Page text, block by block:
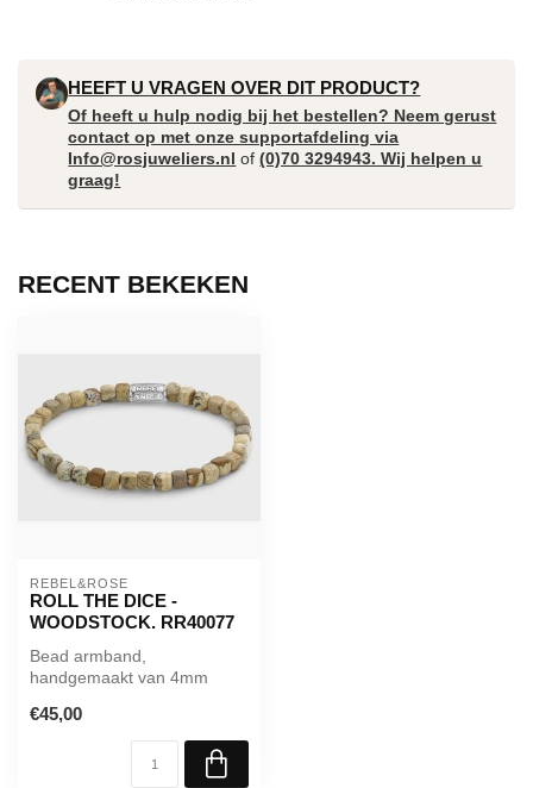
HEEFT U VRAGEN OVER DIT PRODUCT?
Of heeft u hulp nodig bij het bestellen? Neem gerust
contact op met onze supportafdeling via
Info@rosjuweliers.nl of(0)70 3294943. Wij helpen u
graag!
RECENT BEKEKEN
REBEL&ROSE
ROLL THE DICE -
WOODSTOCK. RR40077
Bead armband,
handgemaakt van 4mm
vorm van Dice / ‘dob...
€45,00